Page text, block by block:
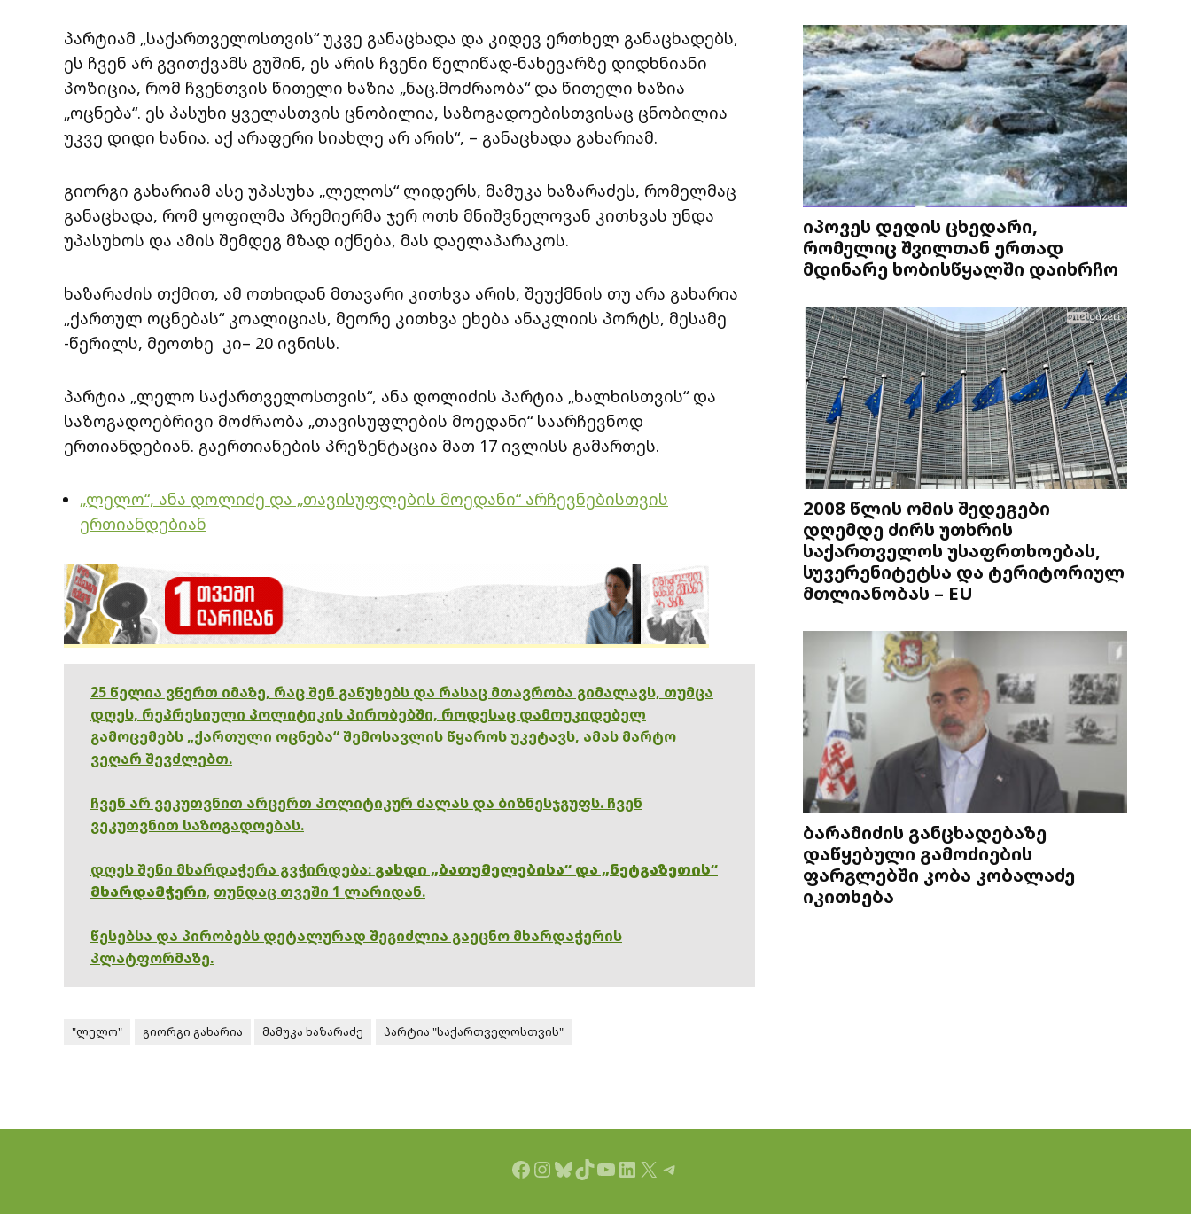
პარტიამ „საქართველოსთვის“ უკვე განაცხადა და კიდევ ერთხელ განაცხადებს,
ეს ჩვენ არ გვითქვამს გუშინ, ეს არის ჩვენი წელიწად-ნახევარზე დიდხნიანი
პოზიცია, რომ ჩვენთვის წითელი ხაზია „ნაც.მოძრაობა“ და წითელი ხაზია
„ოცნება“. ეს პასუხი ყველასთვის ცნობილია, საზოგადოებისთვისაც ცნობილია
უკვე დიდი ხანია. აქ არაფერი სიახლე არ არის“, – განაცხადა გახარიამ.
გიორგი გახარიამ ასე უპასუხა „ლელოს“ ლიდერს, მამუკა ხაზარაძეს, რომელმაც
განაცხადა, რომ ყოფილმა პრემიერმა ჯერ ოთხ მნიშვნელოვან კითხვას უნდა
უპასუხოს და ამის შემდეგ მზად იქნება, მას დაელაპარაკოს.
ხაზარაძის თქმით, ამ ოთხიდან მთავარი კითხვა არის, შეუქმნის თუ არა გახარია
„ქართულ ოცნებას“ კოალიციას, მეორე კითხვა ეხება ანაკლიის პორტს, მესამე
-წერილს, მეოთხე კი– 20 ივნისს.
პარტია „ლელო საქართველოსთვის“, ანა დოლიძის პარტია „ხალხისთვის“ და
საზოგადოებრივი მოძრაობა „თავისუფლების მოედანი“ საარჩევნოდ
ერთიანდებიან. გაერთიანების პრეზენტაცია მათ 17 ივლისს გამართეს.
„ლელო“, ანა დოლიძე და „თავისუფლების მოედანი“ არჩევნებისთვის
ერთიანდებიან
25 წელია ვწერთ იმაზე, რაც შენ გაწუხებს და რასაც მთავრობა გიმალავს, თუმცა
დღეს, რეპრესიული პოლიტიკის პირობებში, როდესაც დამოუკიდებელ
გამოცემებს „ქართული ოცნება“ შემოსავლის წყაროს უკეტავს, ამას მარტო
ვეღარ შევძლებთ.
ჩვენ არ ვეკუთვნით არცერთ პოლიტიკურ ძალას და ბიზნესჯგუფს. ჩვენ
ვეკუთვნით საზოგადოებას.
დღეს შენი მხარდაჭერა გვჭირდება: გახდი „ბათუმელებისა“ და „ნეტგაზეთის“
მხარდამჭერი, თუნდაც თვეში 1 ლარიდან.
წესებსა და პირობებს დეტალურად შეგიძლია გაეცნო მხარდაჭერის
პლატფორმაზე.
"ლელო" გიორგი გახარია მამუკა ხაზარაძე პარტია "საქართველოსთვის"
იპოვეს დედის ცხედარი,
რომელიც შვილთან ერთად
მდინარე ხობისწყალში დაიხრჩო
2008 წლის ომის შედეგები
დღემდე ძირს უთხრის
საქართველოს უსაფრთხოებას,
სუვერენიტეტსა და ტერიტორიულ
მთლიანობას – EU
ბარამიძის განცხადებაზე
დაწყებული გამოძიების
ფარგლებში კობა კობალაძე
იკითხება
Facebook
Instagram
Bluesky
TikTok
YouTube
LinkedIn
X Telegram